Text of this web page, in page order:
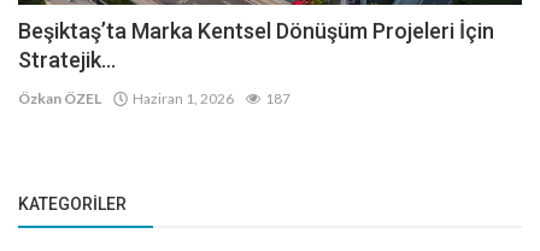
Beşiktaş’ta Marka Kentsel Dönüşüm Projeleri İçin
Stratejik...
Özkan ÖZEL Haziran 1, 2026 187
KATEGORILER